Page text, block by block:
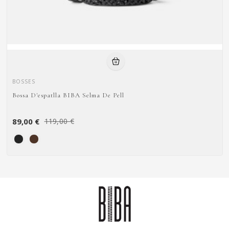
BOSSES
Bossa D'espatlla BIBA Selma De Pell
89,00 € 119,00 €